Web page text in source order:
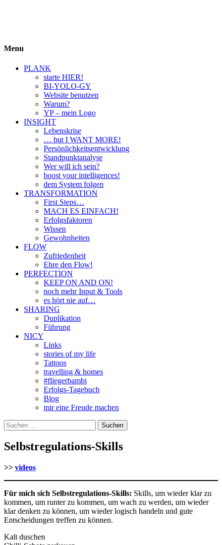
Menu
PLANK
starte HIER!
BI-YOLO-GY
Website benutzen
Warum?
YP – mein Logo
INSIGHT
Lebenskrise
… but I WANT MORE!
Persönlichkeitsentwicklung
Standpunktanalyse
Wer will ich sein?
boost your intelligences!
dem System folgen
TRANSFORMATION
First Steps…
MACH ES EINFACH!
Erfolgsfaktoren
Wissen
Gewohnheiten
FLOW
Zufriedenheit
Ehre den Flow!
PERFECTION
KEEP ON AND ON!
noch mehr Input & Tools
es hört nie auf…
SHARING
Duplikation
Führung
NICY
Links
stories of my life
Tattoos
travelling & homes
#fliegerbambi
Erfolgs-Tagebuch
Blog
mir eine Freude machen
Suchen
nach:
Selbstregulations-Skills
>> videos
Für mich sich Selbstregulations-Skills: Skills, um wieder klar zu
kommen, um runter zu kommen, um wach zu werden, um wieder
klar denken zu können, um wieder logisch handeln und gute
Entscheidungen treffen zu können.
Kalt duschen